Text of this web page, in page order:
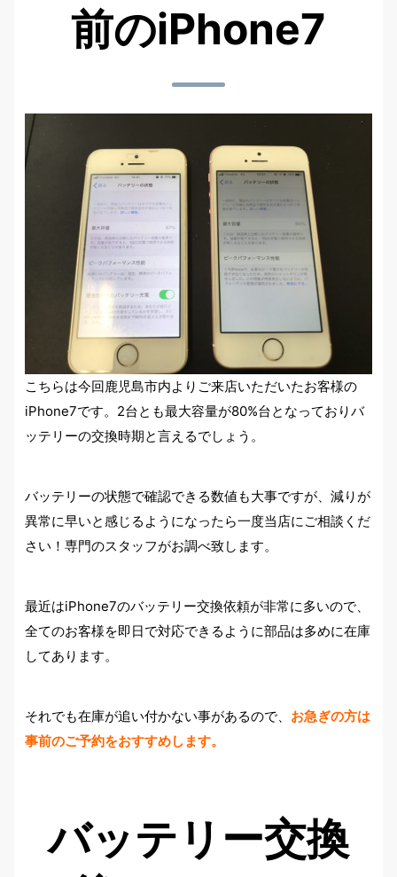
前のiPhone7
こちらは今回鹿児島市内よりご来店いただいたお客様の
iPhone7です。2台とも最大容量が80%台となっておりバ
ッテリーの交換時期と言えるでしょう。
バッテリーの状態で確認できる数値も大事ですが、減りが
異常に早いと感じるようになったら一度当店にご相談くだ
さい！専門のスタッフがお調べ致します。
最近はiPhone7のバッテリー交換依頼が非常に多いので、
全てのお客様を即日で対応できるように部品は多めに在庫
してあります。
それでも在庫が追い付かない事があるので、 お急ぎの方は
事前のご予約をおすすめします。
バッテリー交換